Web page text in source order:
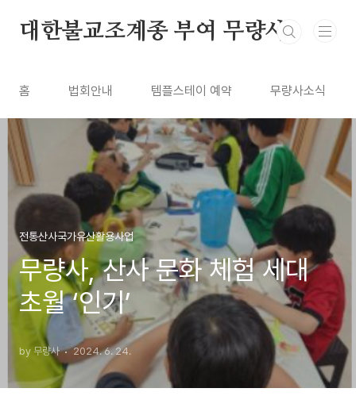
대한불교조계종 부여 무량사
홈 법회안내 템플스테이 예약 무량사소식
전통산사국가유산활용사업
무량사, 산사 문화 체험 세대
초월 ‘인기’
by 무량사 2024. 6. 24.